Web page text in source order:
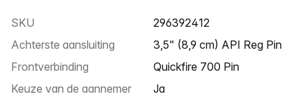
SKU
296392412
Achterste aansluiting
3,5" (8,9 cm) API Reg Pin
Frontverbinding
Quickfire 700 Pin
Keuze van de aannemer
Ja